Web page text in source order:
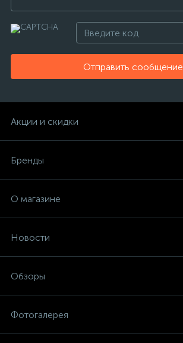
Отправить сообщение
Акции и скидки
Бренды
О магазине
Новости
Обзоры
Фотогалерея